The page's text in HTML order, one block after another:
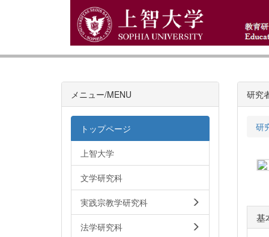
研究
研
基
メニュー/MENU
トップページ
上智大学
文学研究科
実践宗教学研究科
法学研究科